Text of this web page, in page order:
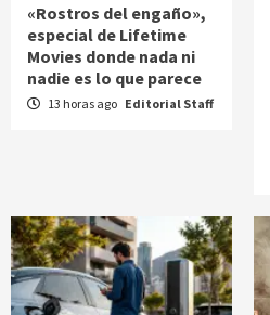
«Rostros del engaño»,
especial de Lifetime
Movies donde nada ni
nadie es lo que parece
13 horas ago Editorial Staff